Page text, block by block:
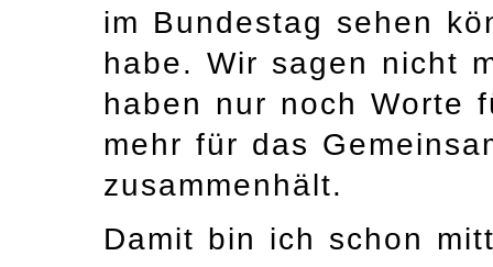
im Bundestag sehen
habe. Wir sagen nicht
haben nur noch Worte
mehr für das
zusammenhält.
Damit bin ich schon